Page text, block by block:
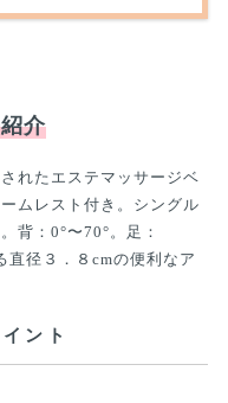
介
れたエステマッサージベ
ムレスト付き。シングル
背：0°〜70°。足：
直径３．８cmの便利なア
ント